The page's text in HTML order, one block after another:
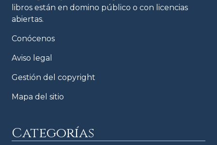
libros están en domino público o con licencias
abiertas.
Conócenos
Aviso legal
Gestión del copyright
Mapa del sitio
Categorías